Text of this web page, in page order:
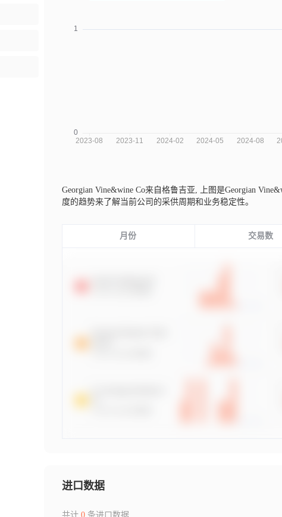
Georgian Vine&wine Co来自格鲁吉亚,
上图是Georgian
度的趋势来了解当前公司的采供周期和业务稳定性。
月份 交易数
进口数据
共计 0条进口数据